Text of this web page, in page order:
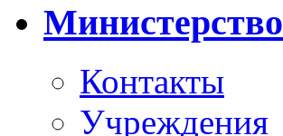
Министерство
Контакты
Учреждения